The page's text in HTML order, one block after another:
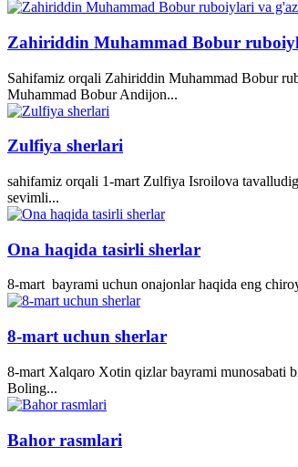
Zahiriddin Muhammad Bobur
Sahifamiz orqali Zahiriddin Muhammad Bobur
Muhammad Bobur Andijon...
Zulfiya sherlari
sahifamiz orqali 1-mart Zulfiya Isroilova
sevimli...
Ona haqida tasirli sherlar
8-mart bayrami uchun onajonlar haqida eng
8-mart uchun sherlar
8-mart Xalqaro Xotin qizlar bayrami munosabati
Boling...
Bahor rasmlari